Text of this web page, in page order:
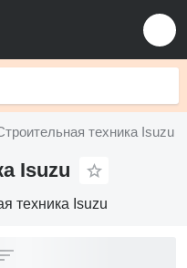
техника Isuzu
Isuzu
техника Isuzu